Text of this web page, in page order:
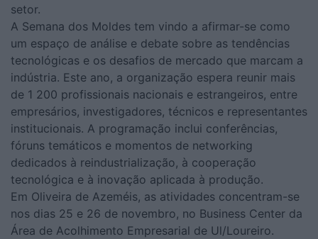
setor.
A Semana dos Moldes tem vindo a afirmar-se como
um espaço de análise e debate sobre as tendências
tecnológicas e os desafios de mercado que marcam a
indústria. Este ano, a organização espera reunir mais
de 1 200 profissionais nacionais e estrangeiros, entre
empresários, investigadores, técnicos e representantes
institucionais. A programação inclui conferências,
fóruns temáticos e momentos de networking
dedicados à reindustrialização, à cooperação
tecnológica e à inovação aplicada à produção.
Em Oliveira de Azeméis, as atividades concentram-se
nos dias 25 e 26 de novembro, no Business Center da
Área de Acolhimento Empresarial de Ul/Loureiro.